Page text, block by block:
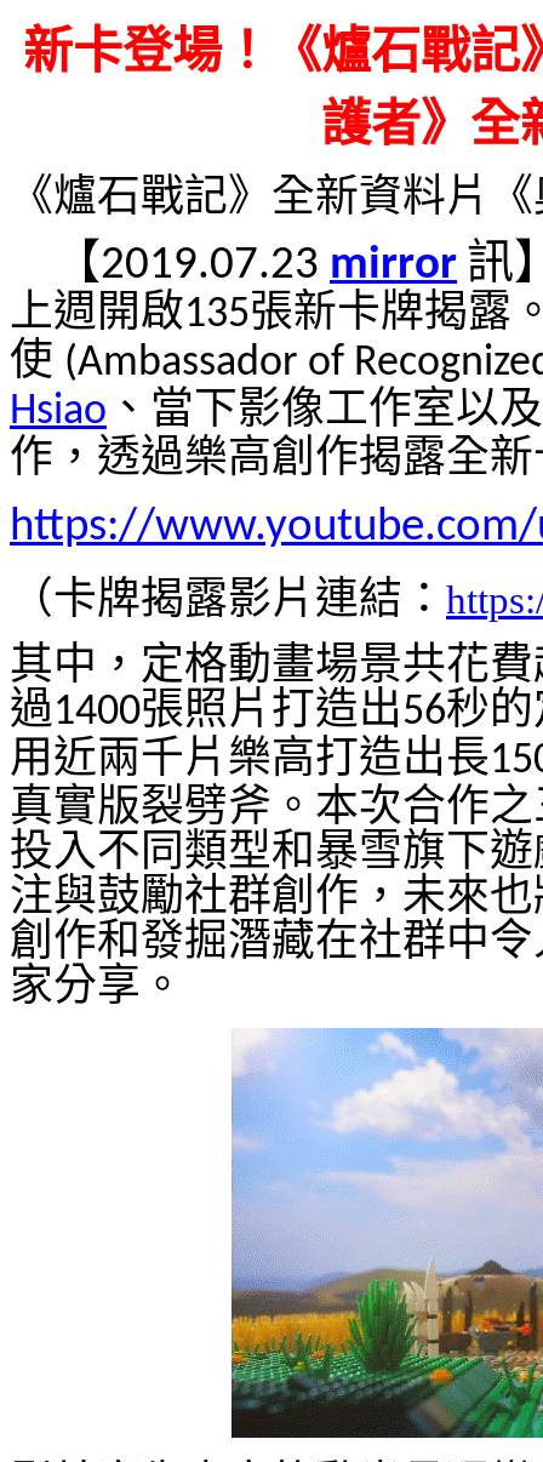
新卡登場！《爐石戰記
護者》全
《爐石戰記》全新資料片
【2019.07.23 mirror 訊
上週開啟135張新卡牌揭露
使 (Ambassador of
Hsiao 、當下影像工作室以
作，透過樂高創作揭露全
https://
（卡牌揭露影片連結：
其中，定格動畫場景共花
過1400張照片打造出56秒
用近兩千片樂高打造出長
真實版裂劈斧。本次合作
投入不同類型和暴雪旗下
注與鼓勵社群創作，未來
創作和發掘潛藏在社群中
家分享。